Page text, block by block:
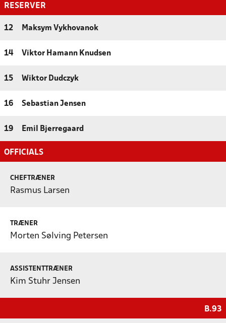
RESERVER
12 Maksym Vykhovanok
14 Viktor Hamann Knudsen
15 Wiktor Dudczyk
16 Sebastian Jensen
19 Emil Bjerregaard
OFFICIALS
CHEFTRÆNER
Rasmus Larsen
TRÆNER
Morten Sølving Petersen
ASSISTENTTRÆNER
Kim Stuhr Jensen
B.93